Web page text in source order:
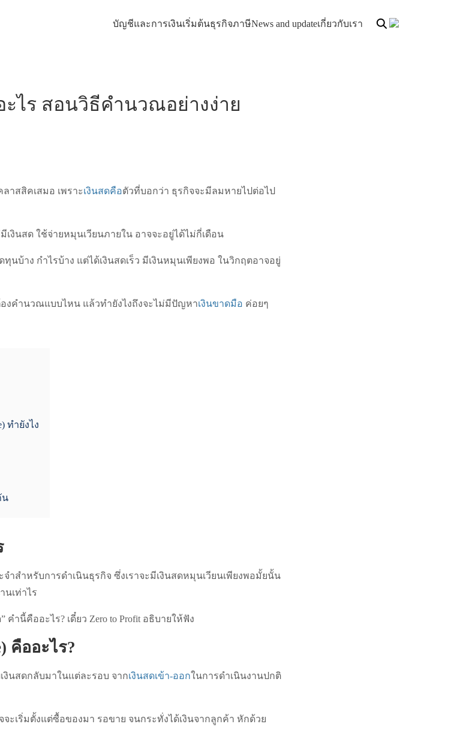
บัญชีและการเงินเริ่มต้นธุรกิจภาษีNews and updateเกี่ยวกับเรา
ไร สอนวิธีคำนวณอย่างง่าย
าสสิคเสมอ เพราะเงินสดคือตัวที่บอกว่า ธุรกิจจะมีลมหายไปต่อไป
งินสด ใช้จ่ายหมุนเวียนภายใน อาจจะอยู่ได้ไม่กี่เดือน
บ้าง กำไรบ้าง แต่ได้เงินสดเร็ว มีเงินหมุนเพียงพอ ในวิกฤตอาจอยู่
งคำนวณแบบไหน แล้วทำยังไงถึงจะไม่มีปัญหาเงินขาดมือ ค่อยๆ
ทำยังไง
น
ำสำหรับการดำเนินธุรกิจ ซึ่งเราจะมีเงินสดหมุนเวียนเพียงพอมั้ยนั้น
นเท่าไร
ำนี้คืออะไร? เดี๋ยว Zero to Profit อธิบายให้ฟัง
คืออะไร?
งินสดกลับมาในแต่ละรอบ จากเงินสดเข้า-ออกในการดำเนินงานปกติ
ะเริ่มตั้งแต่ซื้อของมา รอขาย จนกระทั่งได้เงินจากลูกค้า หักด้วย